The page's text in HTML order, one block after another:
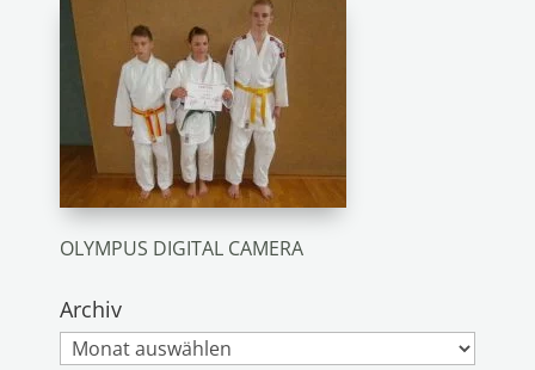
OLYMPUS DIGITAL CAMERA
Archiv
Archiv